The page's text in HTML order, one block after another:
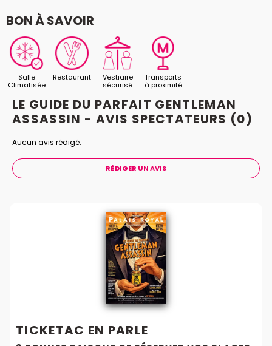
BON À SAVOIR
Salle
Climatisée
Restaurant
Vestiaire
sécurisé
Transports
à proximité
LE GUIDE DU PARFAIT GENTLEMAN
ASSASSIN - AVIS SPECTATEURS (0)
Aucun avis rédigé.
RÉDIGER UN AVIS
TICKETAC EN PARLE